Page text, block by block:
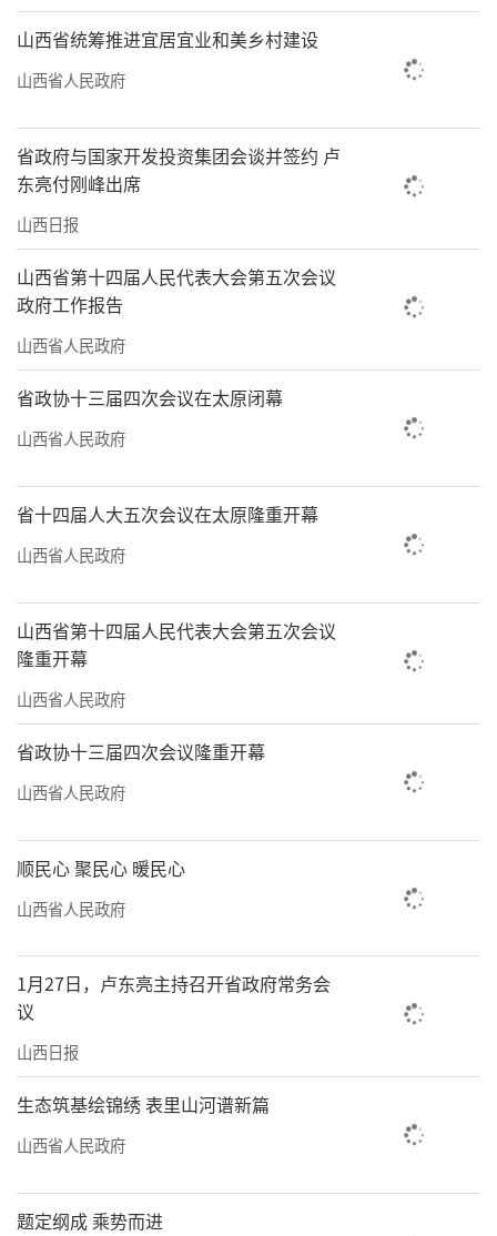
山西省统筹推进宜居宜业和美乡村建设
山西省人民政府
省政府与国家开发投资集团会谈并签约 卢
东亮付刚峰出席
山西日报
山西省第十四届人民代表大会第五次会议
政府工作报告
山西省人民政府
省政协十三届四次会议在太原闭幕
山西省人民政府
省十四届人大五次会议在太原隆重开幕
山西省人民政府
山西省第十四届人民代表大会第五次会议
隆重开幕
山西省人民政府
省政协十三届四次会议隆重开幕
山西省人民政府
顺民心 聚民心 暖民心
山西省人民政府
1月27日，卢东亮主持召开省政府常务会
议
山西日报
生态筑基绘锦绣 表里山河谱新篇
山西省人民政府
题定纲成 乘势而进